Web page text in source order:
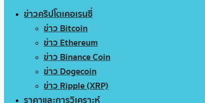
ข่าวคริปโตเคอเรนซี่
ข่าว Bitcoin
ข่าว Ethereum
ข่าว Binance Coin
ข่าว Dogecoin
ข่าว Ripple (XRP)